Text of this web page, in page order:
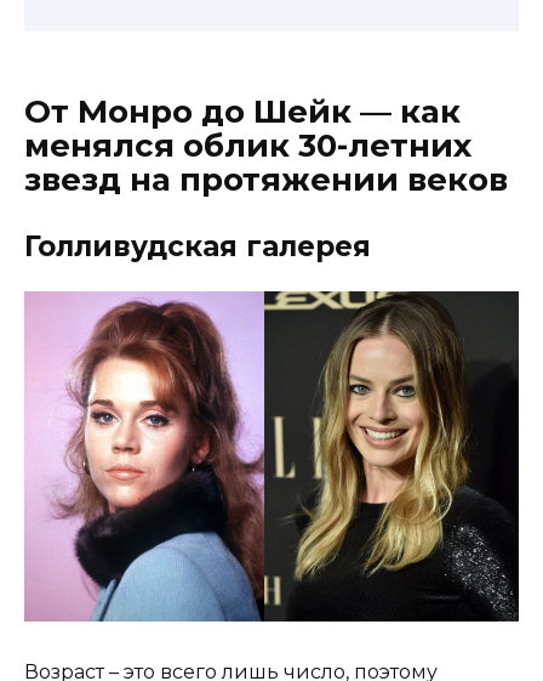
От Монро до Шейк — как
менялся облик 30-летних
звезд на протяжении веков
Голливудская галерея
Возраст – это всего лишь число, поэтому